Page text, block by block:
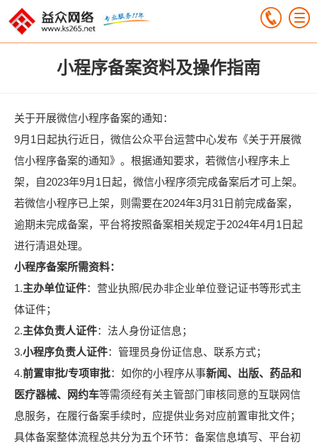
小程序备案资料及操作指南
关于开展微信小程序备案的通知：
9月1日起执行近日，微信公众平台运营中心发布《关于开展微
信小程序备案的通知》。根据通知要求，若微信小程序未上
架，自2023年9月1日起，微信小程序须完成备案后才可上架。
若微信小程序已上架，则需要在2024年3月31日前完成备案，
逾期未完成备案，平台将按照备案相关规定于2024年4月1日起
进行清退处理。
小程序备案所需资料：
1.主办单位证件：营业执照/民办非企业单位登记证书等形式主
体证件；
2.主体负责人证件：法人身份证信息；
3.小程序负责人证件：管理员身份证信息、联系方式；
4.前置审批/专项审批：如你的小程序从事新闻、出版、药品和
医疗器械、网约车等需须经有关主管部门审核同意的互联网信
息服务，在履行备案手续时，应提供业务对应前置审批文件；
具体备案整体流程总共分为五个环节：备案信息填写、平台初